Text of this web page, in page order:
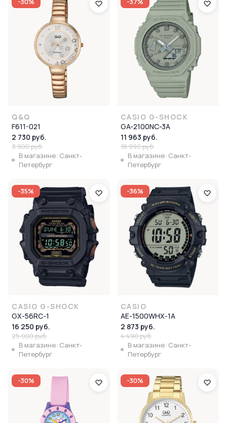
Q&Q
F611-021
2 730 руб.
3 900 руб.
В магазине: Санкт-
Петербург
CASIO G-SHOCK
GA-2100NC-3A
11 963 руб.
18 990 руб.
В магазине: Санкт-
Петербург
-35%
CASIO G-SHOCK
GX-56RC-1
16 250 руб.
25 000 руб.
В магазине: Санкт-
Петербург
-36%
CASIO
AE-1500WHX-1A
2 873 руб.
4 490 руб.
В магазине: Санкт-
Петербург
-30% -30%